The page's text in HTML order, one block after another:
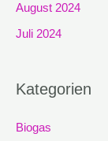
August 2024
Juli 2024
Kategorien
Biogas